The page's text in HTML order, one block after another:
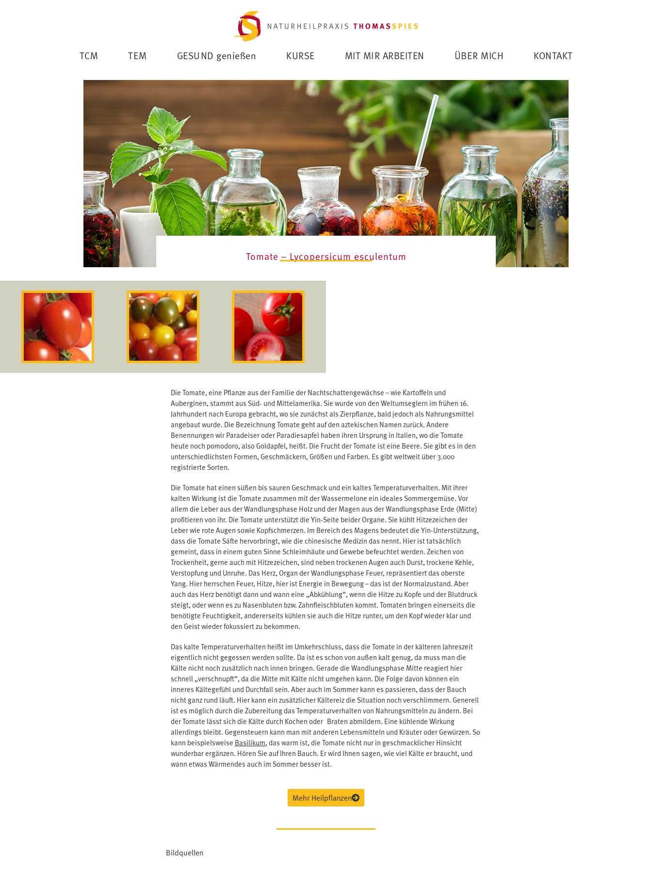
TCM TEM GESUND genießen KURSE MIT MIR ARBEITEN ÜBER MICH KONTAKT
Tomate – Lycopersicum esculentum
Die Tomate, eine Pflanze aus der Familie der Nachtschattengewächse – wie Kartoffeln und
Auberginen, stammt aus Süd- und Mittelamerika. Sie wurde von den Weltumseglern im frühen 16.
Jahrhundert nach Europa gebracht, wo sie zunächst als Zierpflanze, bald jedoch als Nahrungsmittel
angebaut wurde. Die Bezeichnung Tomate geht auf den aztekischen Namen zurück. Andere
Benennungen wir Paradeiser oder Paradiesapfel haben ihren Ursprung in Italien, wo die Tomate
heute noch pomodoro, also Goldapfel, heißt. Die Frucht der Tomate ist eine Beere. Sie gibt es in den
unterschiedlichsten Formen, Geschmäckern, Größen und Farben. Es gibt weltweit über 3.000
registrierte Sorten.
Die Tomate hat einen süßen bis sauren Geschmack und ein kaltes Temperaturverhalten. Mit ihrer
kalten Wirkung ist die Tomate zusammen mit der Wassermelone ein ideales Sommergemüse. Vor
allem die Leber aus der Wandlungsphase Holz und der Magen aus der Wandlungsphase Erde (Mitte)
profitieren von ihr. Die Tomate unterstützt die Yin-Seite beider Organe. Sie kühlt Hitzezeichen der
Leber wie rote Augen sowie Kopfschmerzen. Im Bereich des Magens bedeutet die Yin-Unterstützung,
dass die Tomate Säfte hervorbringt, wie die chinesische Medizin das nennt. Hier ist tatsächlich
gemeint, dass in einem guten Sinne Schleimhäute und Gewebe befeuchtet werden. Zeichen von
Trockenheit, gerne auch mit Hitzezeichen, sind neben trockenen Augen auch Durst, trockene Kehle,
Verstopfung und Unruhe. Das Herz, Organ der Wandlungsphase Feuer, repräsentiert das oberste
Yang. Hier herrschen Feuer, Hitze, hier ist Energie in Bewegung – das ist der Normalzustand. Aber
auch das Herz benötigt dann und wann eine „Abkühlung“, wenn die Hitze zu Kopfe und der Blutdruck
steigt, oder wenn es zu Nasenbluten bzw. Zahnfleischbluten kommt. Tomaten bringen einerseits die
benötigte Feuchtigkeit, andererseits kühlen sie auch die Hitze runter, um den Kopf wieder klar und
den Geist wieder fokussiert zu bekommen.
Das kalte Temperaturverhalten heißt im Umkehrschluss, dass die Tomate in der kälteren Jahreszeit
eigentlich nicht gegessen werden sollte. Da ist es schon von außen kalt genug, da muss man die
Kälte nicht noch zusätzlich nach innen bringen. Gerade die Wandlungsphase Mitte reagiert hier
schnell „verschnupft“, da die Mitte mit Kälte nicht umgehen kann. Die Folge davon können ein
inneres Kältegefühl und Durchfall sein. Aber auch im Sommer kann es passieren, dass der Bauch
nicht ganz rund läuft. Hier kann ein zusätzlicher Kältereiz die Situation noch verschlimmern. Generell
ist es möglich durch die Zubereitung das Temperaturverhalten von Nahrungsmitteln zu ändern. Bei
der Tomate lässt sich die Kälte durch Kochen oder Braten abmildern. Eine kühlende Wirkung
allerdings bleibt. Gegensteuern kann man mit anderen Lebensmitteln und Kräuter oder Gewürzen. So
kann beispielsweise Basilikum, das warm ist, die Tomate nicht nur in geschmacklicher Hinsicht
wunderbar ergänzen. Hören Sie auf Ihren Bauch. Er wird Ihnen sagen, wie viel Kälte er braucht, und
wann etwas Wärmendes auch im Sommer besser ist.
Mehr Heilpflanzen
Bildquellen